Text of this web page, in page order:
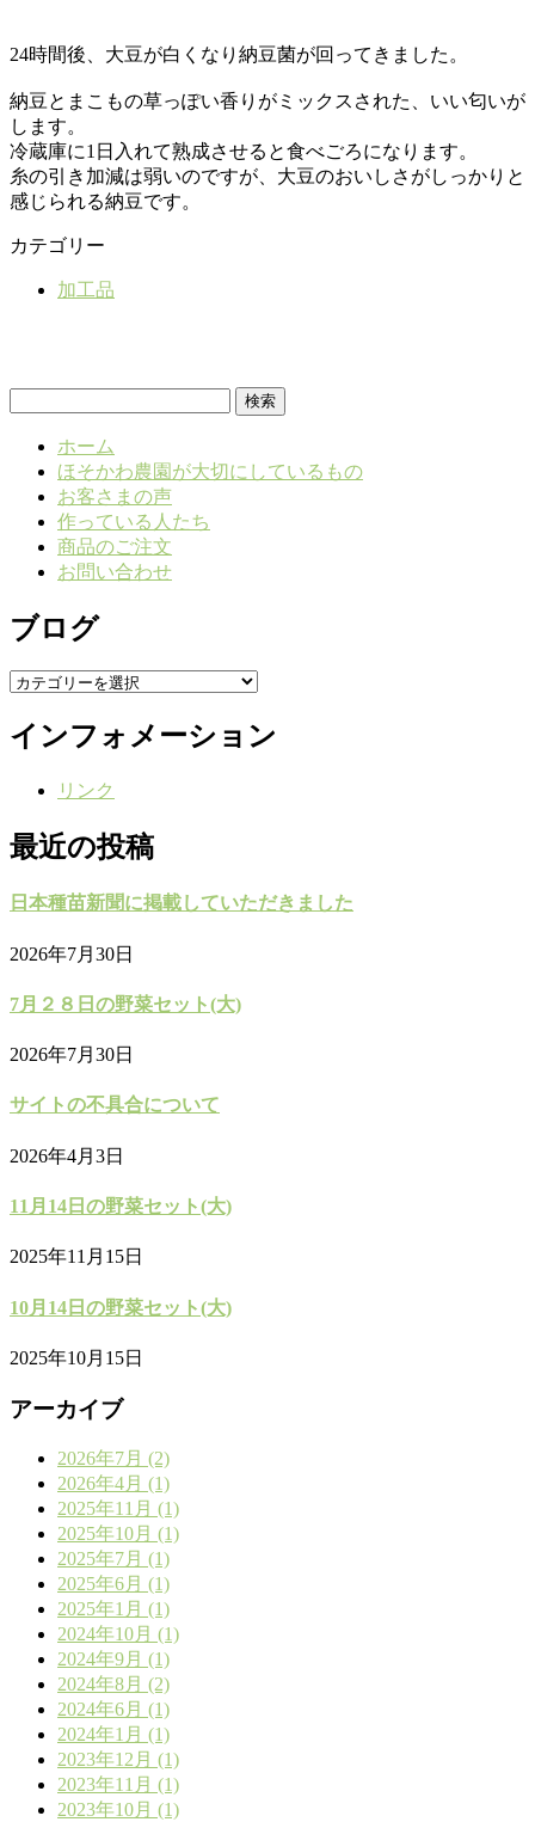
24時間後、大豆が白くなり納豆菌が回ってきました。
納豆とまこもの草っぽい香りがミックスされた、いい匂いが
します。
冷蔵庫に1日入れて熟成させると食べごろになります。
糸の引き加減は弱いのですが、大豆のおいしさがしっかりと
感じられる納豆です。
カテゴリー
加工品
ホーム
ほそかわ農園が大切にしているもの
お客さまの声
作っている人たち
商品のご注文
お問い合わせ
ブログ
ブ
グ
インフォメーション
リンク
最近の投稿
日本種苗新聞に掲載していただきました
2026年7月30日
7月２８日の野菜セット(大)
2026年7月30日
サイトの不具合について
2026年4月3日
11月14日の野菜セット(大)
2025年11月15日
10月14日の野菜セット(大)
2025年10月15日
アーカイブ
2026年7月 (2)
2026年4月 (1)
2025年11月 (1)
2025年10月 (1)
2025年7月 (1)
2025年6月 (1)
2025年1月 (1)
2024年10月 (1)
2024年9月 (1)
2024年8月 (2)
2024年6月 (1)
2024年1月 (1)
2023年12月 (1)
2023年11月 (1)
2023年10月 (1)